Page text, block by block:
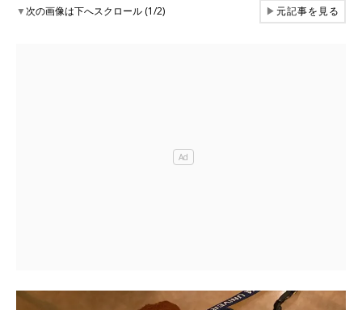
▼次の画像は下へスクロール (1/2) ▶元記事を見る